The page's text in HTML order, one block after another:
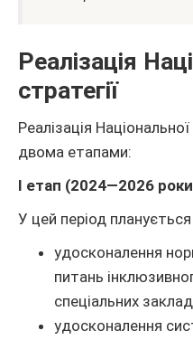
Реалізація
стратегії
Реалізація
двома етапами:
I етап (2024—2026
У цей період
удосконалення
питань
спеціальних
удосконалення